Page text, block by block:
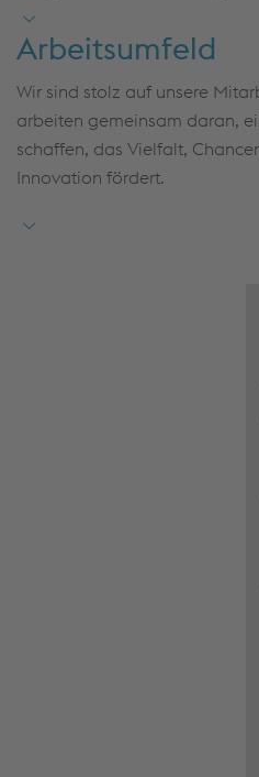
Arbeitsumfeld
Wir sind stolz auf unsere
arbeiten gemeinsam daran,
schaffen, das Vielfalt,
Innovation fördert.